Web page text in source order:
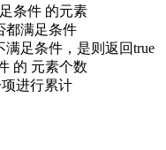
条件 的元素
满足条件
足条件，是则返回true
的 元素个数
进行累计